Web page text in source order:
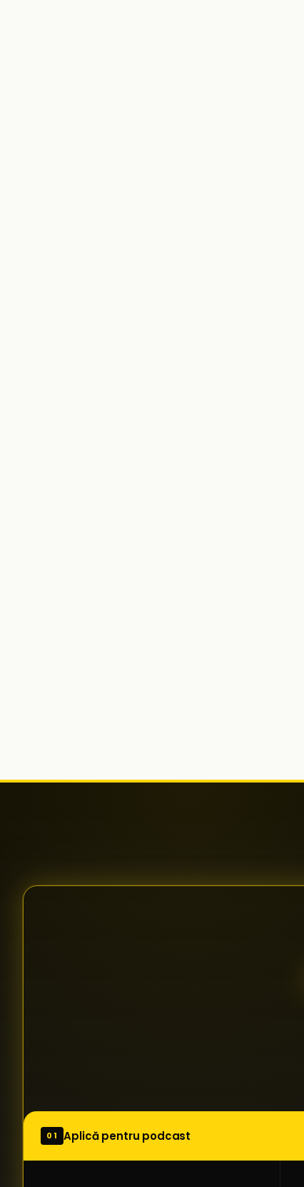
01 Aplică pentru podcast